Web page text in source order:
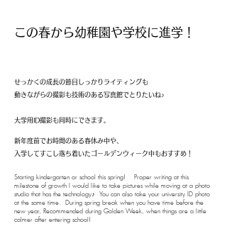
この春から幼稚園や学校に進学！
​せっかくの成長の節目 しっかりライティングも
動きながらの撮影も技術のある写真館でとりたいね♪
大学用ID撮影も同時にできます。
新年度前でお時間のある春休み中や、
入学してすこし落ち着いた ゴールデンウィーク中もおすすめ！
Starting kindergarten or school this spring! ​ ​ ​ ​Proper writing at this
milestone of growth I would like to take pictures while moving at a photo
studio that has the technology♪ ​ You can also take your university ID photo
at the same time. ​ During spring break when you have time before the
new year, Recommended during Golden Week, when things are a little
calmer after entering school!​